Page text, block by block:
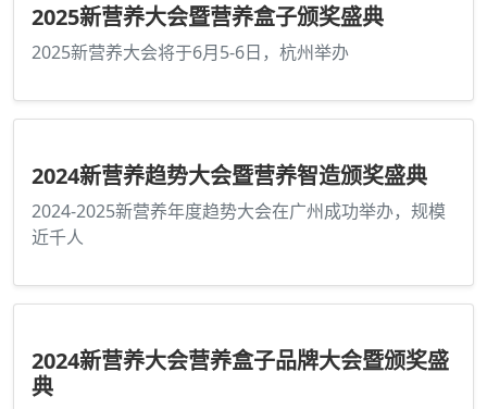
2025新营养大会暨营养盒子颁奖盛典
2025新营养大会将于6月5-6日，杭州举办
2024新营养趋势大会暨营养智造颁奖盛典
2024-2025新营养年度趋势大会在广州成功举办，规模
近千人
2024新营养大会营养盒子品牌大会暨颁奖盛
典